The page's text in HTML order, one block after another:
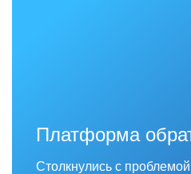
Платформа
Столкнулись с